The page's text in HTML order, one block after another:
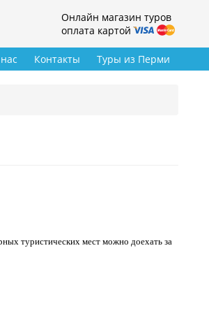
Онлайн магазин туров
оплата картой
Туры из Перми
Контакты
туристических мест можно доехать за